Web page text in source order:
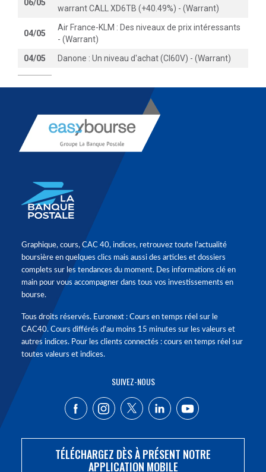
06/05
warrant CALL XD6TB (+40.49%) - (Warrant)
04/05
Air France-KLM : Des niveaux de prix intéressants
- (Warrant)
04/05
Danone : Un niveau d'achat (CI60V) - (Warrant)
Graphique, cours, CAC 40, indices, retrouvez toute l'actualité
boursière en quelques clics mais aussi des articles et dossiers
complets sur les tendances du moment. Des informations clé en
main pour vous accompagner dans tous vos investissements en
bourse.
Tous droits réservés. Euronext : Cours en temps réel sur le
CAC40. Cours différés d'au moins 15 minutes sur les valeurs et
autres indices. Pour les clients connectés : cours en temps réel sur
toutes valeurs et indices.
SUIVEZ-NOUS
TÉLÉCHARGEZ DÈS À PRÉSENT NOTRE
APPLICATION MOBILE